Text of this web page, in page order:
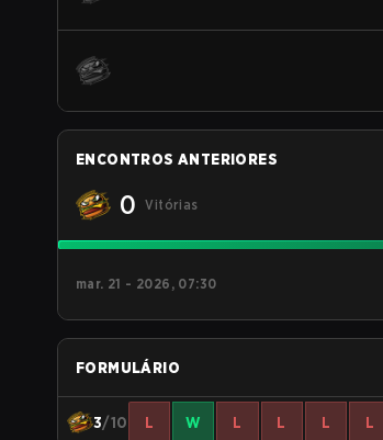
ENCONTROS ANTERIORES
0 Vitórias
mar. 21 - 2026, 07:30
FORMULÁRIO
3/10 L W L L L L